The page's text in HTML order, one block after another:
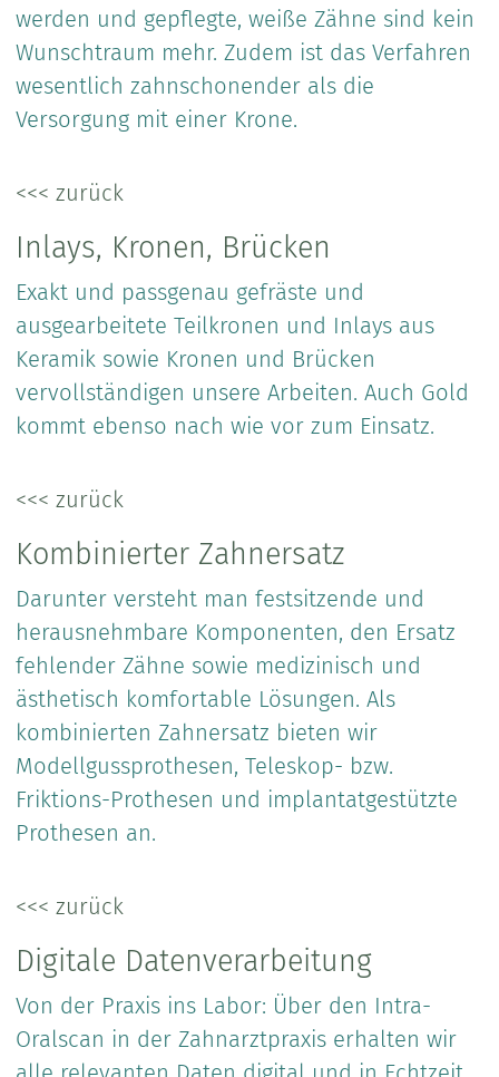
werden und gepflegte, weiße Zähne sind kein
Wunschtraum mehr. Zudem ist das Verfahren
wesentlich zahnschonender als die
Versorgung mit einer Krone.
<<< zurück
Inlays, Kronen, Brücken
Exakt und passgenau gefräste und
ausgearbeitete Teilkronen und Inlays aus
Keramik sowie Kronen und Brücken
vervollständigen unsere Arbeiten. Auch Gold
kommt ebenso nach wie vor zum Einsatz.
<<< zurück
Kombinierter Zahnersatz
Darunter versteht man festsitzende und
herausnehmbare Komponenten, den Ersatz
fehlender Zähne sowie medizinisch und
ästhetisch komfortable Lösungen. Als
kombinierten Zahnersatz bieten wir
Modellgussprothesen, Teleskop- bzw.
Friktions-Prothesen und implantatgestützte
Prothesen an.
<<< zurück
Digitale Datenverarbeitung
Von der Praxis ins Labor: Über den Intra-
Oralscan in der Zahnarztpraxis erhalten wir